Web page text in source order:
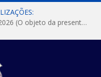
DISPENSA DE LICITAÇÃO Nº 03/2026 (O objeto da presente dispensa é a escolha da proposta mais vantajosa para a aquisição, de aparelhos de ar condicionado, tipo Split, com material de instalação e fogão industrial, conforme condições, quantidades e exigências estabelecidas no termo de referencia e neste aviso de contratação direta e seus anexos)